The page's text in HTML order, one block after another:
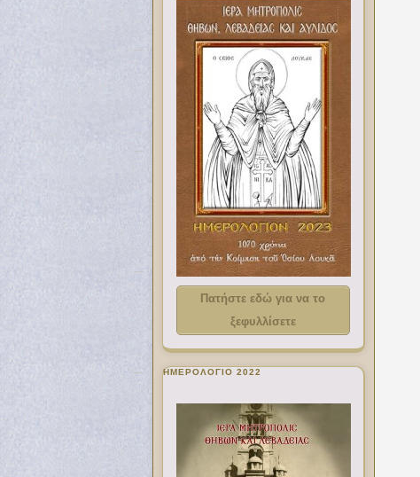
Πατήστε εδώ για να το
ξεφυλλίσετε
ΗΜΕΡΟΛΟΓΙΟ 2022